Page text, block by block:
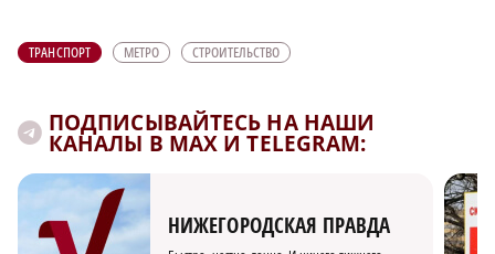
ТРАНСПОРТ МЕТРО СТРОИТЕЛЬСТВО
ПОДПИСЫВАЙТЕСЬ НА НАШИ
КАНАЛЫ В MAX И TELEGRAM:
НИЖЕГОРОДСКАЯ ПРАВДА